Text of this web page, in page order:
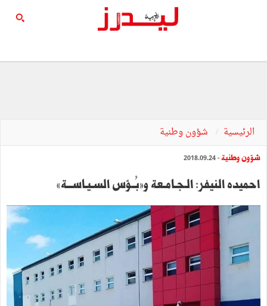
الرئيسية شؤون وطنية
شؤون وطنية- 2018.09.24
احميده النيفر: الـجـامـعة و»بُــؤس السـيـاســـة«